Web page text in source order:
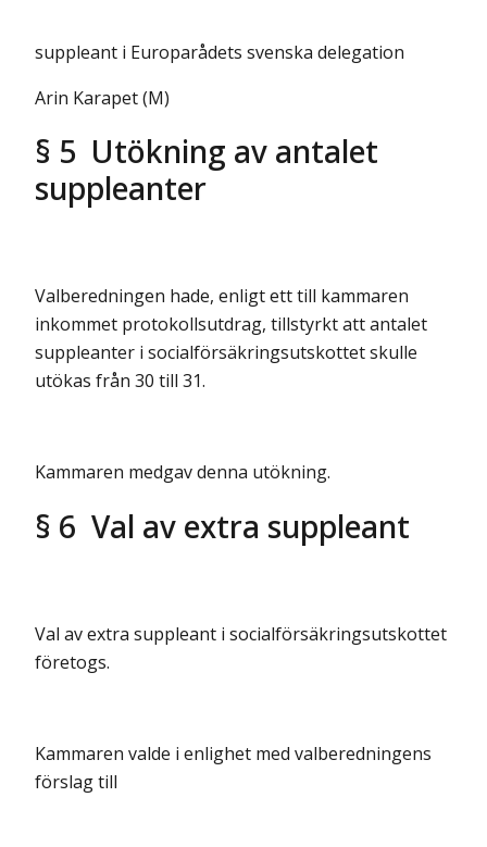
suppleant i Europarådets svenska delegation
Arin Karapet (M)
§ 5 Utökning av antalet
suppleanter
Valberedningen hade, enligt ett till kammaren
inkommet protokollsutdrag, tillstyrkt att antalet
suppleanter i socialförsäkringsutskottet skulle
utökas från 30 till 31.
Kammaren medgav denna utökning.
§ 6 Val av extra suppleant
Val av extra suppleant i socialförsäkringsutskottet
företogs.
Kammaren valde i enlighet med valberedningens
förslag till